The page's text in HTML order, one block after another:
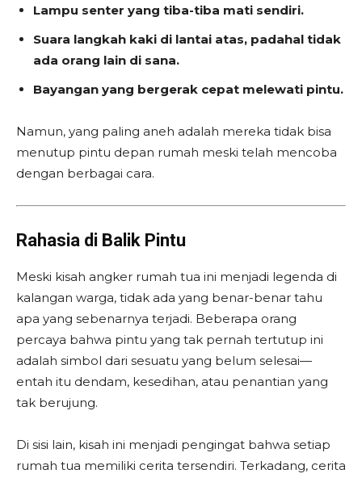
Lampu senter yang tiba-tiba mati sendiri.
Suara langkah kaki di lantai atas, padahal tidak
ada orang lain di sana.
Bayangan yang bergerak cepat melewati pintu.
Namun, yang paling aneh adalah mereka tidak bisa
menutup pintu depan rumah meski telah mencoba
dengan berbagai cara.
Rahasia di Balik Pintu
Meski kisah angker rumah tua ini menjadi legenda di
kalangan warga, tidak ada yang benar-benar tahu
apa yang sebenarnya terjadi. Beberapa orang
percaya bahwa pintu yang tak pernah tertutup ini
adalah simbol dari sesuatu yang belum selesai—
entah itu dendam, kesedihan, atau penantian yang
tak berujung.
Di sisi lain, kisah ini menjadi pengingat bahwa setiap
rumah tua memiliki cerita tersendiri. Terkadang, cerita